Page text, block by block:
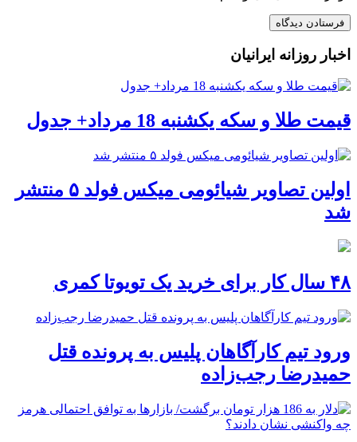
اخبار روزانه ایرانیان
قیمت طلا و سکه یکشنبه 18 مرداد+ جدول
اولین تصاویر شیائومی میکس فولد ۵ منتشر
شد
۴۸ سال کار برای خرید یک تویوتا کمری
ورود تیم کارآگاهان پلیس به پرونده قتل
حمیدرضا رجب‌زاده